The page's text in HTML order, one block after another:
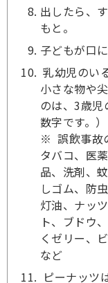
出したら、
もと。
子どもが口
乳幼児のい
小さな物や
のは、3歳
数字です。）
※ 誤飲事故
タバコ、医
品、洗剤、
しゴム、防
灯油、ナッ
ト、ブドウ
くゼリー、
など
ピーナッツ